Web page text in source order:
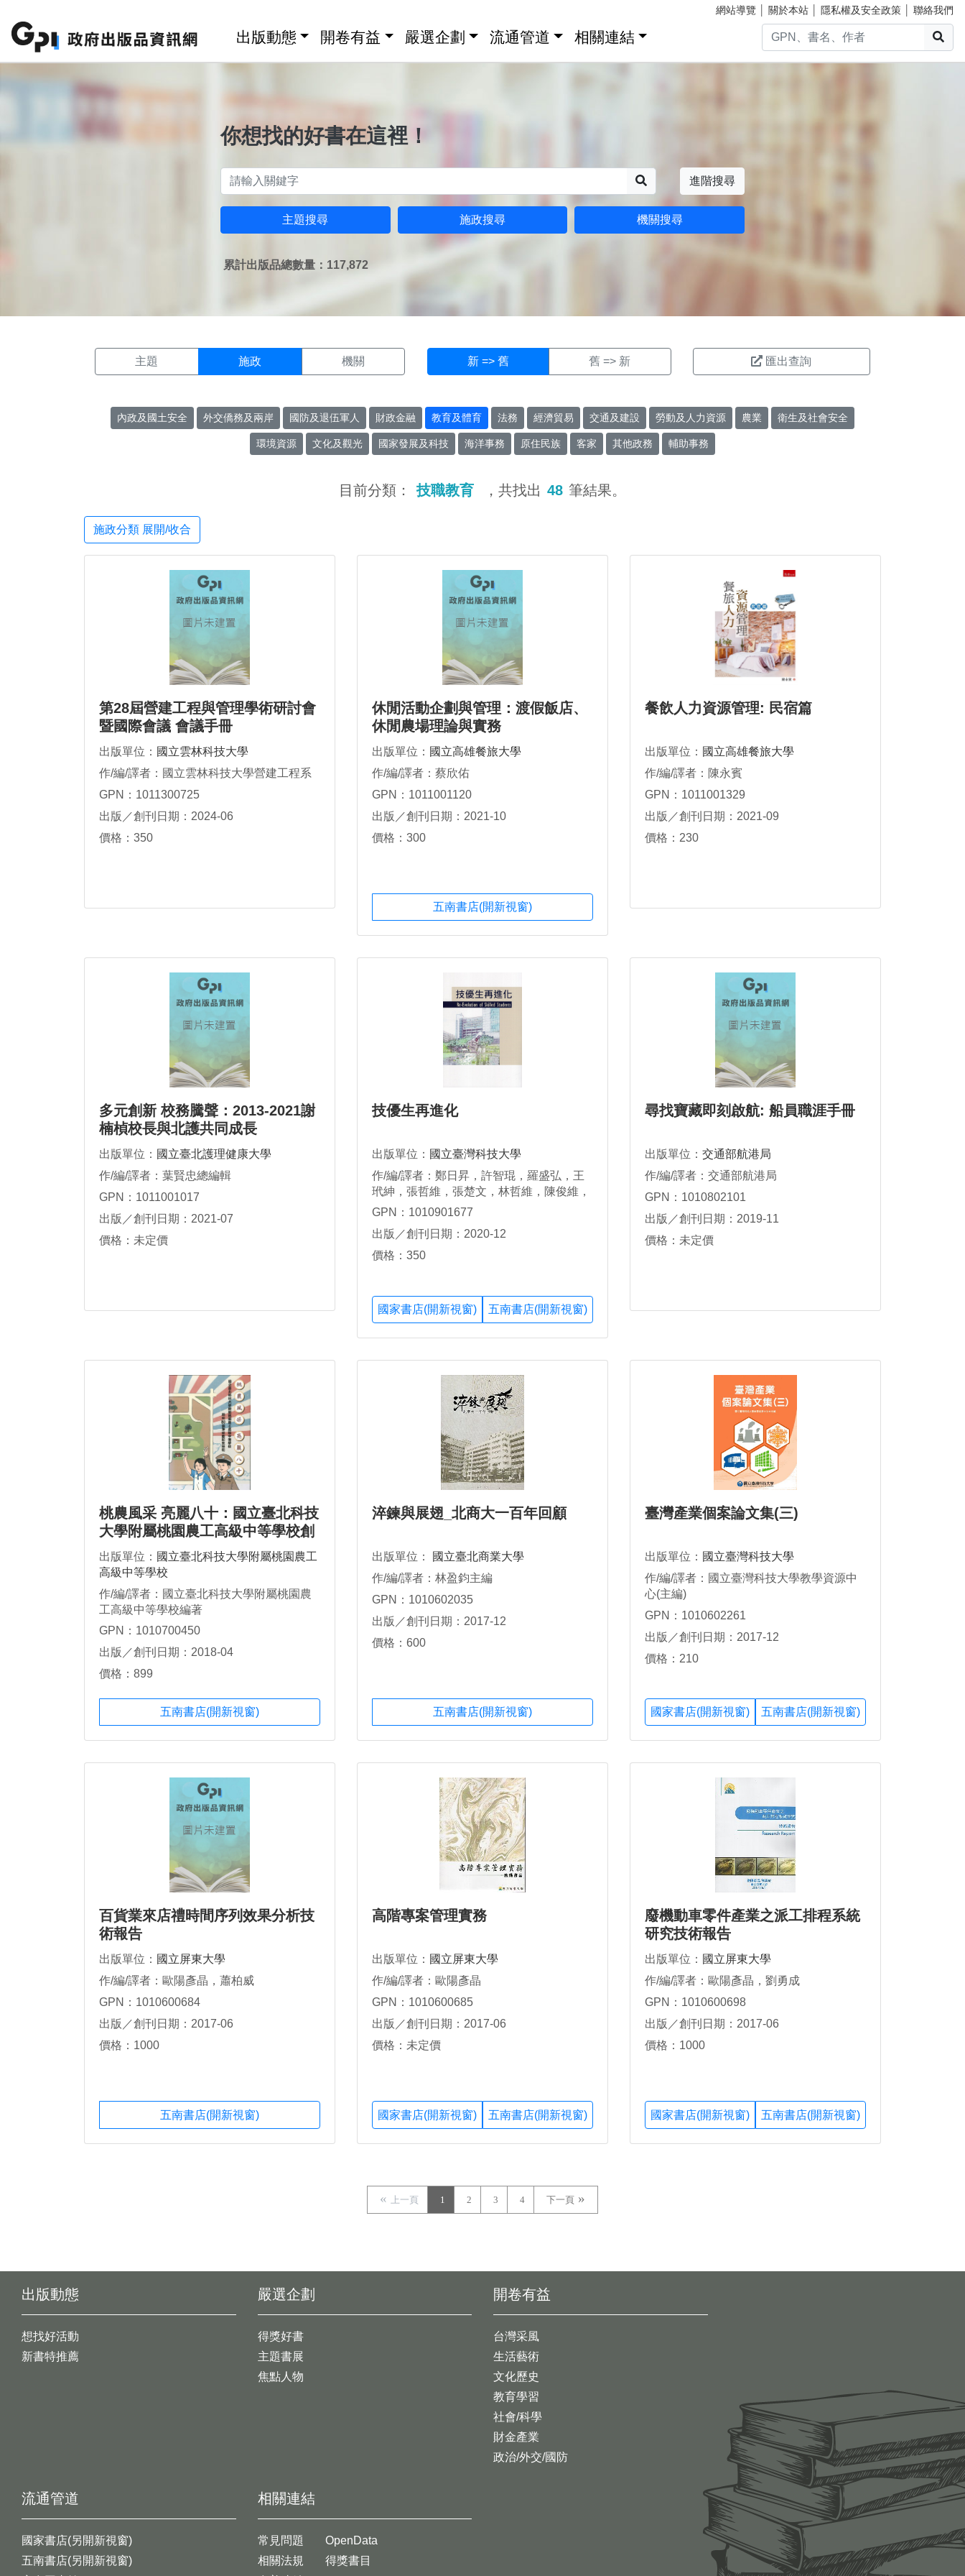
網站導覽 關於本站 隱私權及安全政策 聯絡我們
出版動態 開卷有益 嚴選企劃 流通管道 相關連結
你想找的好書在這裡！
進階搜尋
主題搜尋 施政搜尋 機關搜尋
累計出版品總數量：117,872
主題 施政 機關 新 => 舊 舊 => 新 匯出查詢
內政及國土安全 外交僑務及兩岸 國防及退伍軍人 財政金融 教育及體育 法務 經濟貿易 交通及建設 勞動及人力資源 農業 衛生及社會安全
環境資源 文化及觀光 國家發展及科技 海洋事務 原住民族 客家 其他政務 輔助事務
目前分類： 技職教育 ，共找出 48 筆結果。
施政分類 展開/收合
第28屆營建工程與管理學術研討會
暨國際會議 會議手冊
出版單位： 國立雲林科技大學
作/編/譯者：國立雲林科技大學營建工程系
GPN：1011300725
出版／創刊日期：2024-06
價格：350
休閒活動企劃與管理：渡假飯店、
休閒農場理論與實務
出版單位： 國立高雄餐旅大學
作/編/譯者：蔡欣佑
GPN：1011001120
出版／創刊日期：2021-10
價格：300
五南書店(開新視窗)
餐飲人力資源管理: 民宿篇
出版單位： 國立高雄餐旅大學
作/編/譯者：陳永賓
GPN：1011001329
出版／創刊日期：2021-09
價格：230
多元創新 校務騰聲：2013-2021謝
楠楨校長與北護共同成長
出版單位： 國立臺北護理健康大學
作/編/譯者：葉賢忠總編輯
GPN：1011001017
出版／創刊日期：2021-07
價格：未定價
技優生再進化
出版單位： 國立臺灣科技大學
作/編/譯者：鄭日昇，許智琨，羅盛弘，王
玳紳，張哲維，張楚文，林哲維，陳俊維，
柳皓雲，謝宗穎，徐志宏，吳慶安，張榮
冠伯，何嘉翔，何慶軒，闕柏陽，雷智宏
GPN：1010901677
出版／創刊日期：2020-12
價格：350
國家書店(開新視窗) 五南書店(開新視窗)
尋找寶藏即刻啟航: 船員職涯手冊
出版單位： 交通部航港局
作/編/譯者：交通部航港局
GPN：1010802101
出版／創刊日期：2019-11
價格：未定價
桃農風采 亮麗八十：國立臺北科技
大學附屬桃園農工高級中等學校創
校80週年校慶紀念特刊
出版單位： 國立臺北科技大學附屬桃園農工
高級中等學校
作/編/譯者：國立臺北科技大學附屬桃園農
工高級中等學校編著
GPN：1010700450
出版／創刊日期：2018-04
價格：899
五南書店(開新視窗)
淬鍊與展翅_北商大一百年回顧
出版單位：
國立臺北商業大學
作/編/譯者：林盈鈞主編
GPN：1010602035
出版／創刊日期：2017-12
價格：600
五南書店(開新視窗)
臺灣產業個案論文集(三)
出版單位： 國立臺灣科技大學
作/編/譯者：國立臺灣科技大學教學資源中
心(主編)
GPN：1010602261
出版／創刊日期：2017-12
價格：210
國家書店(開新視窗) 五南書店(開新視窗)
百貨業來店禮時間序列效果分析技
術報告
出版單位： 國立屏東大學
作/編/譯者：歐陽彥晶，蕭柏威
GPN：1010600684
出版／創刊日期：2017-06
價格：1000
五南書店(開新視窗)
高階專案管理實務
出版單位： 國立屏東大學
作/編/譯者：歐陽彥晶
GPN：1010600685
出版／創刊日期：2017-06
價格：未定價
國家書店(開新視窗) 五南書店(開新視窗)
廢機動車零件產業之派工排程系統
研究技術報告
出版單位： 國立屏東大學
作/編/譯者：歐陽彥晶，劉勇成
GPN：1010600698
出版／創刊日期：2017-06
價格：1000
國家書店(開新視窗) 五南書店(開新視窗)
上一頁 1 2 3 4 下一頁
出版動態
想找好活動
新書特推薦
開卷有益
台灣采風
生活藝術
文化歷史
教育學習
社會/科學
財金產業
政治/外交/國防
嚴選企劃
得獎好書
主題書展
焦點人物
流通管道
國家書店(另開新視窗)
五南書店(另開新視窗)
相關連結
常見問題
相關法規
OpenData
得獎書目